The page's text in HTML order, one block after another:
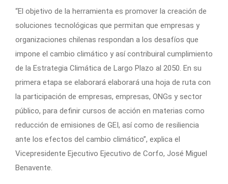
“El objetivo de la herramienta es promover la creación de
soluciones tecnológicas que permitan que empresas y
organizaciones chilenas respondan a los desafíos que
impone el cambio climático y así contribuiral cumplimiento
de la Estrategia Climática de Largo Plazo al 2050. En su
primera etapa se elaborará elaborará una hoja de ruta con
la participación de empresas, empresas, ONGs y sector
público, para definir cursos de acción en materias como
reducción de emisiones de GEI, así como de resiliencia
ante los efectos del cambio climático”, explica el
Vicepresidente Ejecutivo Ejecutivo de Corfo, José Miguel
Benavente.